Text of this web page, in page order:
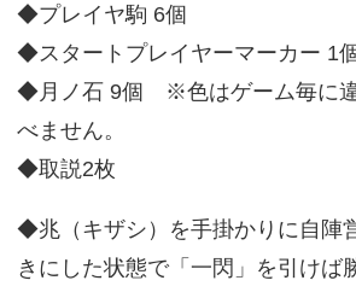
◆プレイヤ駒 6個
◆スタートプレイヤーマーカー 1
◆月ノ石 9個 ※色はゲーム毎に違
べません。
◆取説2枚
◆兆（キザシ）を手掛かりに自陣
きにした状態で「一閃」を引けば